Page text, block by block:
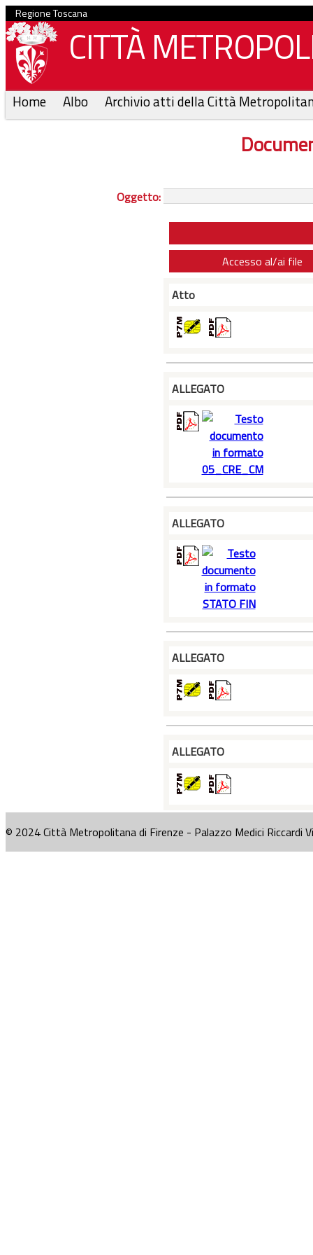
Regione Toscana
CITTÀ
Home Albo Archivio atti della Città
Oggetto:
Accesso al/ai file
Atto
ALLEGATO
ALLEGATO
ALLEGATO
ALLEGATO
© 2024 Città Metropolitana di Firenze - Palazzo Medici Riccardi